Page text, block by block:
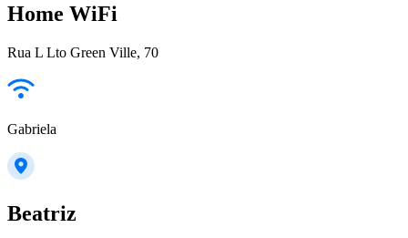
Home WiFi
Rua L Lto Green Ville, 70
Gabriela
Beatriz